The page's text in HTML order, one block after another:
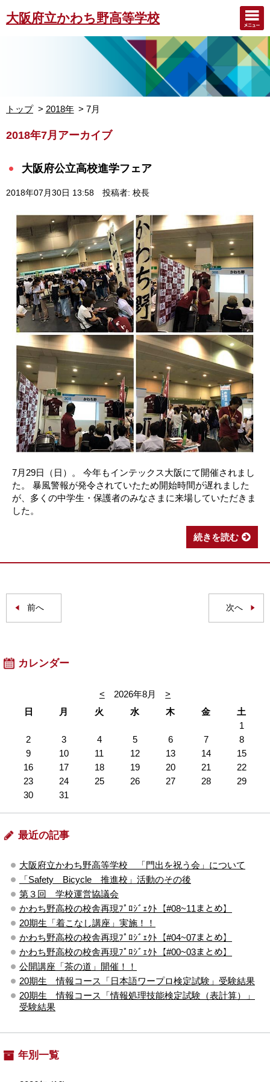
大阪府立かわち野高等学校
トップ 2018年 7月
2018年7月アーカイブ
大阪府公立高校進学フェア
2018年07月30日 13:58 投稿者: 校長
7月29日（日）。 今年もインテックス大阪にて開催されまし
た。 暴風警報が発令されていたため開始時間が遅れました
が、多くの中学生・保護者のみなさまに来場していただきま
した。
続きを読む
前へ 次へ
カレンダー
< 2026年8月
>
日
月 火 水 木 金
土
1
2
3 4 5 6 7
8
9
10 11 12 13 14
15
16
17 18 19 20 21
22
23
24 25 26 27 28
29
30
31
最近の記事
大阪府立かわち野高等学校 「門出を祝う会」について
「Safety Bicycle 推進校」活動のその後
第３回 学校運営協議会
かわち野高校の校舎再現ﾌﾟﾛｼﾞｪｸﾄ【#08~11まとめ】
20期生「着こなし講座」実施！！
かわち野高校の校舎再現ﾌﾟﾛｼﾞｪｸﾄ【#04~07まとめ】
かわち野高校の校舎再現ﾌﾟﾛｼﾞｪｸﾄ【#00~03まとめ】
公開講座「茶の道」開催！！
20期生 情報コース「日本語ワープロ検定試験」受験結果
20期生 情報コース「情報処理技能検定試験（表計算）」
受験結果
年別一覧